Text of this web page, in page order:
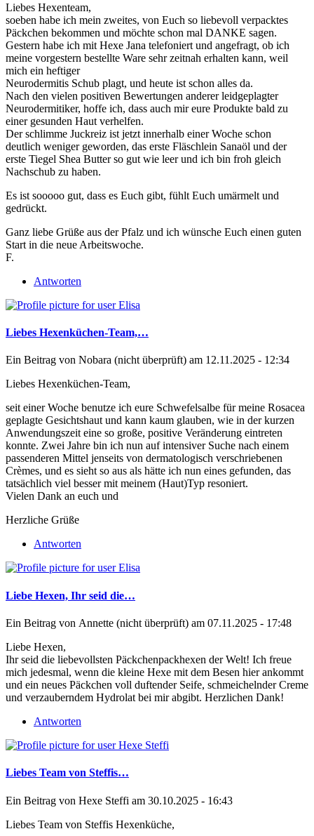
Liebes Hexenteam,
soeben habe ich mein zweites, von Euch so liebevoll verpacktes
Päckchen bekommen und möchte schon mal DANKE sagen.
Gestern habe ich mit Hexe Jana telefoniert und angefragt, ob ich
meine vorgestern bestellte Ware sehr zeitnah erhalten kann, weil
mich ein heftiger
Neurodermitis Schub plagt, und heute ist schon alles da.
Nach den vielen positiven Bewertungen anderer leidgeplagter
Neurodermitiker, hoffe ich, dass auch mir eure Produkte bald zu
einer gesunden Haut verhelfen.
Der schlimme Juckreiz ist jetzt innerhalb einer Woche schon
deutlich weniger geworden, das erste Fläschlein Sanaöl und der
erste Tiegel Shea Butter so gut wie leer und ich bin froh gleich
Nachschub zu haben.
Es ist sooooo gut, dass es Euch gibt, fühlt Euch umärmelt und
gedrückt.
Ganz liebe Grüße aus der Pfalz und ich wünsche Euch einen guten
Start in die neue Arbeitswoche.
F.
Antworten
Liebes Hexenküchen-Team,…
Ein Beitrag von Nobara (nicht überprüft) am 12.11.2025 - 12:34
Liebes Hexenküchen-Team,
seit einer Woche benutze ich eure Schwefelsalbe für meine Rosacea
geplagte Gesichtshaut und kann kaum glauben, wie in der kurzen
Anwendungszeit eine so große, positive Veränderung eintreten
konnte. Zwei Jahre bin ich nun auf intensiver Suche nach einem
passenderen Mittel jenseits von dermatologisch verschriebenen
Crèmes, und es sieht so aus als hätte ich nun eines gefunden, das
tatsächlich viel besser mit meinem (Haut)Typ resoniert.
Vielen Dank an euch und
Herzliche Grüße
Antworten
Liebe Hexen, Ihr seid die…
Ein Beitrag von Annette (nicht überprüft) am 07.11.2025 - 17:48
Liebe Hexen,
Ihr seid die liebevollsten Päckchenpackhexen der Welt! Ich freue
mich jedesmal, wenn die kleine Hexe mit dem Besen hier ankommt
und ein neues Päckchen voll duftender Seife, schmeichelnder Creme
und verzauberndem Hydrolat bei mir abgibt. Herzlichen Dank!
Antworten
Liebes Team von Steffis…
Ein Beitrag von Hexe Steffi am 30.10.2025 - 16:43
Liebes Team von Steffis Hexenküche,